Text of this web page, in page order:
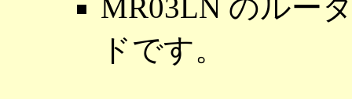
MR03LN のルー
ドです。